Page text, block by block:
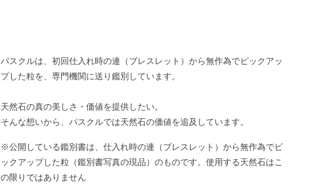
パスクルは、初回仕入れ時の連（ブレスレット）から無作為でピックアッ
プした粒を、専門機関に送り鑑別しています。
天然石の真の美しさ・価値を提供したい。
そんな想いから、パスクルでは天然石の価値を追及しています。
※公開している鑑別書は、仕入れ時の連（ブレスレット）から無作為でピ
ックアップした粒（鑑別書写真の現品）のものです。使用する天然石はこ
の限りではありません